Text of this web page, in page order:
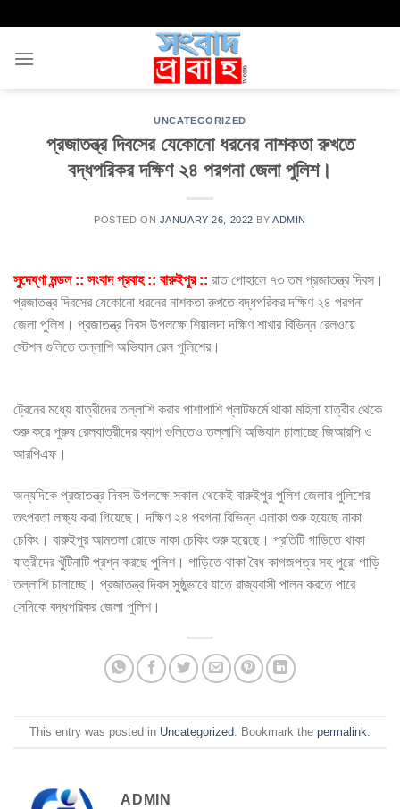
content
UNCATEGORIZED
প্রজাতন্ত্র দিবসের যেকোনো ধরনের নাশকতা রুখতে
বদ্ধপরিকর দক্ষিণ ২৪ পরগনা জেলা পুলিশ।
POSTED ON JANUARY 26, 2022 BY ADMIN
সুদেষ্ণা মন্ডল :: সংবাদ প্রবাহ :: বারুইপুর :: রাত পোহালে ৭৩ তম প্রজাতন্ত্র দিবস।
প্রজাতন্ত্র দিবসের যেকোনো ধরনের নাশকতা রুখতে বদ্ধপরিকর দক্ষিণ ২৪ পরগনা
জেলা পুলিশ। প্রজাতন্ত্র দিবস উপলক্ষে শিয়ালদা দক্ষিণ শাখার বিভিন্ন রেলওয়ে
স্টেশন গুলিতে তল্লাশি অভিযান রেল পুলিশের।
ট্রেনের মধ্যে যাত্রীদের তল্লাশি করার পাশাপাশি প্লাটফর্মে থাকা মহিলা যাত্রীর থেকে
শুরু করে পুরুষ রেলযাত্রীদের ব্যাগ গুলিতেও তল্লাশি অভিযান চালাচ্ছে জিআরপি ও
আরপিএফ।
অন্যদিকে প্রজাতন্ত্র দিবস উপলক্ষে সকাল থেকেই বারুইপুর পুলিশ জেলার পুলিশের
তৎপরতা লক্ষ্য করা গিয়েছে। দক্ষিণ ২৪ পরগনা বিভিন্ন এলাকা শুরু হয়েছে নাকা
চেকিং। বারুইপুর আমতলা রোডে নাকা চেকিং শুরু হয়েছে। প্রতিটি গাড়িতে থাকা
যাত্রীদের খুঁটিনাটি প্রশ্ন করছে পুলিশ। গাড়িতে থাকা বৈধ কাগজপত্র সহ পুরো গাড়ি
তল্লাশি চালাচ্ছে। প্রজাতন্ত্র দিবস সুষ্ঠুভাবে যাতে রাজ্যবাসী পালন করতে পারে
সেদিকে বদ্ধপরিকর জেলা পুলিশ।
This entry was posted in Uncategorized . Bookmark the permalink
ADMIN